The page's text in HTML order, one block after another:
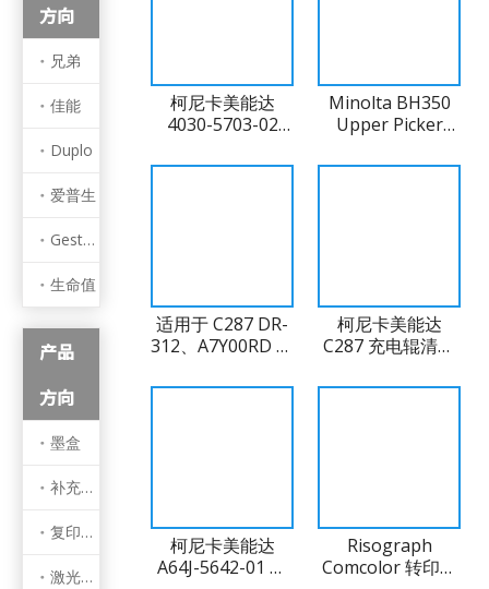
方向
兄弟
佳能
Duplo
爱普生
Gestetner
生命值
产品
方向
墨盒
补充墨水
复印机墨盒
激光弹药筒
柯尼卡美能达
4030-5703-02
Minolta BH350
Upper Picker
pcs/set,4030-
适用于 C287 DR-
312、A7Y00RD 的
清洁刀片
柯尼卡美能达
C287 充电辊清洁
柯尼卡美能达
A64J-5642-01 纸
Risograph
Comcolor 转印带